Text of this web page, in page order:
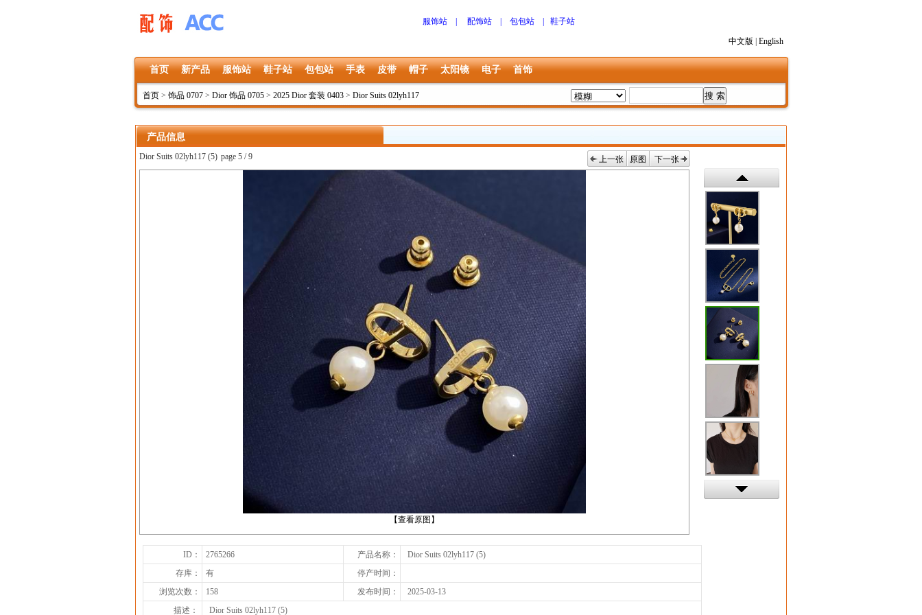
服饰站 配饰站 包包站 鞋子站
中文版 English
首页 新产品 服饰站 鞋子站 包包站 手表 皮带 帽子 太阳镜 电子 首饰
首页 > 饰品 0707 > Dior 饰品 0705 > 2025 Dior 套装 0403 > Dior Suits 02lyh117
产品信息
Dior Suits 02lyh117 (5) page 5 / 9 上一张 原图 下一张
【查看原图】
上一张
下一张
ID： 2765266 产品名称：
Dior Suits 02lyh117 (5)
存库：
有
停产时间：
浏览次数：
158 发布时间：
2025-03-13
描述：
Dior Suits 02lyh117 (5)